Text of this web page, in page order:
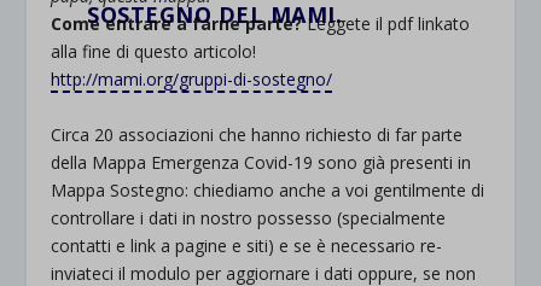
SOSTEGNO DEL MAMI.
Come entrare a farne parte?Leggete il pdf linkato
alla fine di questo articolo!
http://mami.org/gruppi-di-sostegno/
Circa 20 associazioni che hanno richiesto di far parte
della Mappa Emergenza Covid-19 sono già presenti in
Mappa Sostegno: chiediamo anche a voi gentilmente di
controllare i dati in nostro possesso (specialmente
contatti e link a pagine e siti) e se è necessario re-
inviateci il modulo per aggiornare i dati oppure, se non